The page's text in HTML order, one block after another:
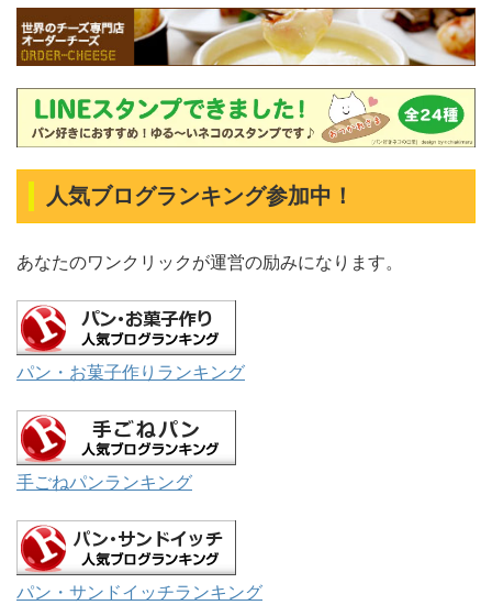
人気ブログランキング参加中！
あなたのワンクリックが運営の励みになります。
パン・お菓子作りランキング
手ごねパンランキング
パン・サンドイッチランキング